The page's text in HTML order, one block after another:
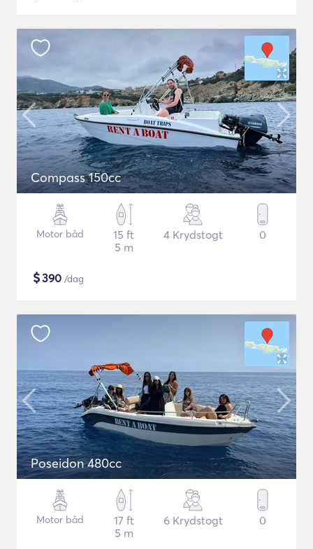
Compass 150cc
Motor båd
15 ft
5 m
4 Krydstogt 0
$390 /dag
Poseidon 480cc
Motor båd
17 ft
5 m
6 Krydstogt 0